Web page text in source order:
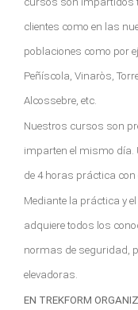
clientes como en las
poblaciones como por
Peñíscola, Vinaròs,
Alcossebre, etc.
Nuestros cursos son
imparten el mismo día.
de 4 horas práctica
Mediante la práctica y
adquiere todos los
normas de seguridad,
elevadoras.
EN TREKFORM